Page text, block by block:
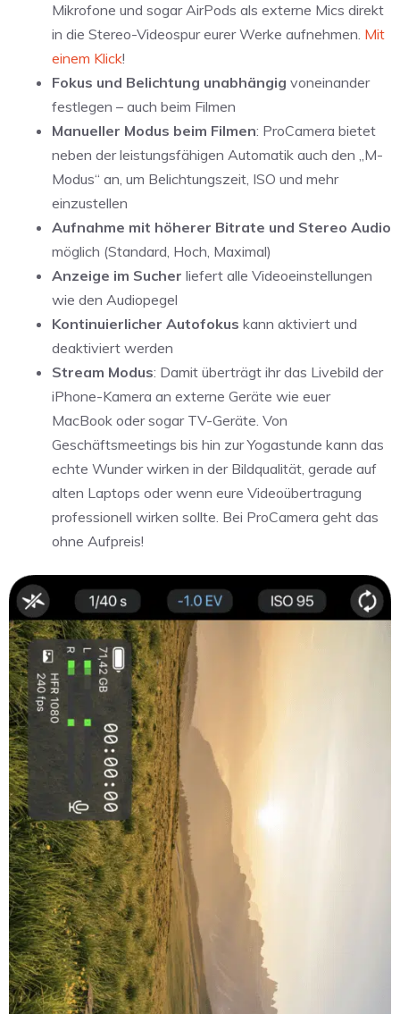
Mikrofone und sogar AirPods als externe Mics direkt
in die Stereo-Videospur eurer Werke aufnehmen. Mit
einem Klick!
Fokus und Belichtung unabhängig voneinander
festlegen – auch beim Filmen
Manueller Modus beim Filmen: ProCamera bietet
neben der leistungsfähigen Automatik auch den „M-
Modus“ an, um Belichtungszeit, ISO und mehr
einzustellen
Aufnahme mit höherer Bitrate und Stereo Audio
möglich (Standard, Hoch, Maximal)
Anzeige im Sucher liefert alle Videoeinstellungen
wie den Audiopegel
Kontinuierlicher Autofokus kann aktiviert und
deaktiviert werden
Stream Modus: Damit überträgt ihr das Livebild der
iPhone-Kamera an externe Geräte wie euer
MacBook oder sogar TV-Geräte. Von
Geschäftsmeetings bis hin zur Yogastunde kann das
echte Wunder wirken in der Bildqualität, gerade auf
alten Laptops oder wenn eure Videoübertragung
professionell wirken sollte. Bei ProCamera geht das
ohne Aufpreis!